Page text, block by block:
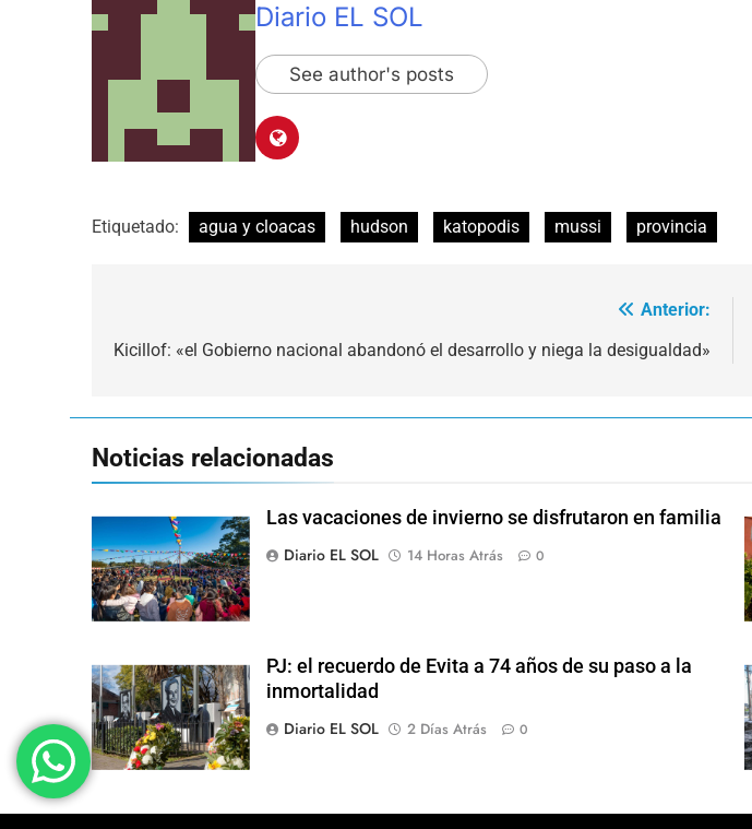
Diario EL SOL
See author's posts
Etiquetado: agua y cloacas hudson katopodis mussi provincia
de
Anterior:
Kicillof: «el Gobierno nacional abandonó el desarrollo y niega la desigualdad»
Noticias relacionadas
Las vacaciones de invierno se disfrutaron en familia
Diario EL SOL
14 Horas Atrás 0
PJ: el recuerdo de Evita a 74 años de su paso a la
inmortalidad
Diario EL SOL
2 Días Atrás 0